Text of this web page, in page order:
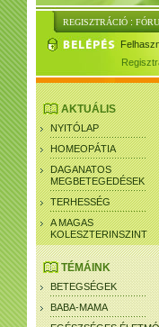
REGISZTRÁCIÓ :
AKTUÁLIS
NYITÓLAP
HOMEOPÁTIA
DAGANATOS
MEGBETEGEDÉSEK
TERHESSÉG
A MAGAS
KOLESZTERINSZINT
TÉMÁINK
BETEGSÉGEK
BABA-MAMA